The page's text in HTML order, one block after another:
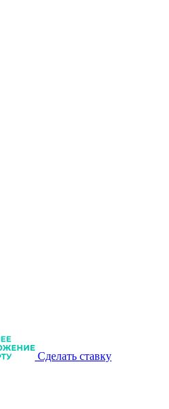
Сделать ставку